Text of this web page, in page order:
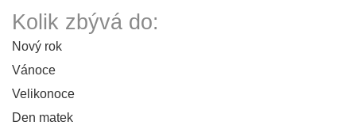
Kolik zbývá do:
Nový rok
Vánoce
Velikonoce
Den matek